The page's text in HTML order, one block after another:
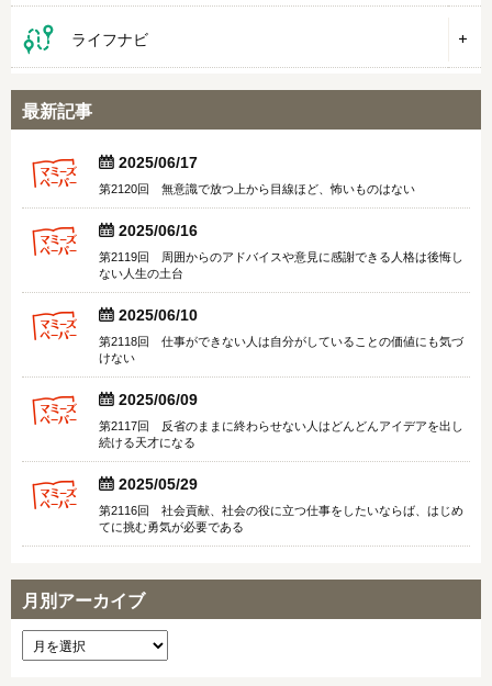
ライフナビ
最新記事
  2025/06/17
第2120回 無意識で放つ上から目線ほど、怖いものはない
  2025/06/16
第2119回 周囲からのアドバイスや意見に感謝できる人格は後悔し
ない人生の土台
  2025/06/10
第2118回 仕事ができない人は自分がしていることの価値にも気づ
けない
  2025/06/09
第2117回 反省のままに終わらせない人はどんどんアイデアを出し
続ける天才になる
  2025/05/29
第2116回 社会貢献、社会の役に立つ仕事をしたいならば、はじめ
てに挑む勇気が必要である
月別アーカイブ